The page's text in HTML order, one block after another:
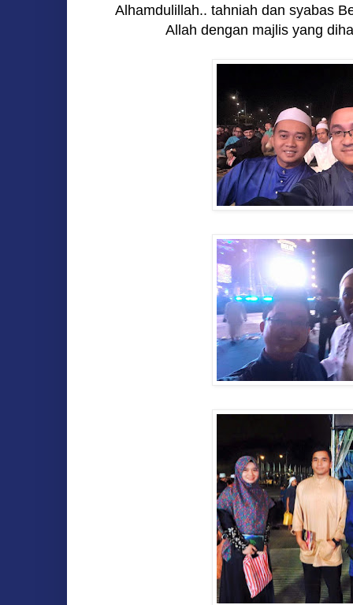
Alhamdulillah.. tahniah dan syabas
Allah dengan majlis yang